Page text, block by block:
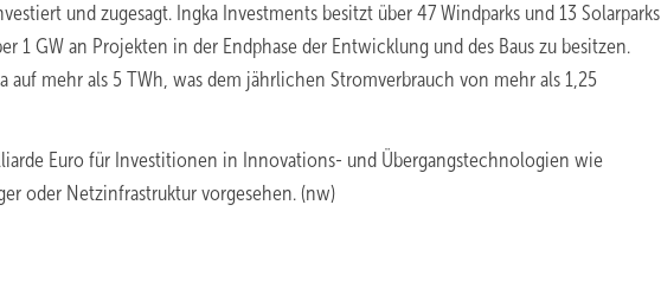
und zugesagt. Ingka Investments besitzt über 47 Windparks und 13 Solarparks
1 GW an Projekten in der Endphase der Entwicklung und des Baus zu besitzen.
auf mehr als 5 TWh, was dem jährlichen Stromverbrauch von mehr als 1,25
Euro für Investitionen in Innovations- und Übergangstechnologien wie
oder Netzinfrastruktur vorgesehen. (nw)